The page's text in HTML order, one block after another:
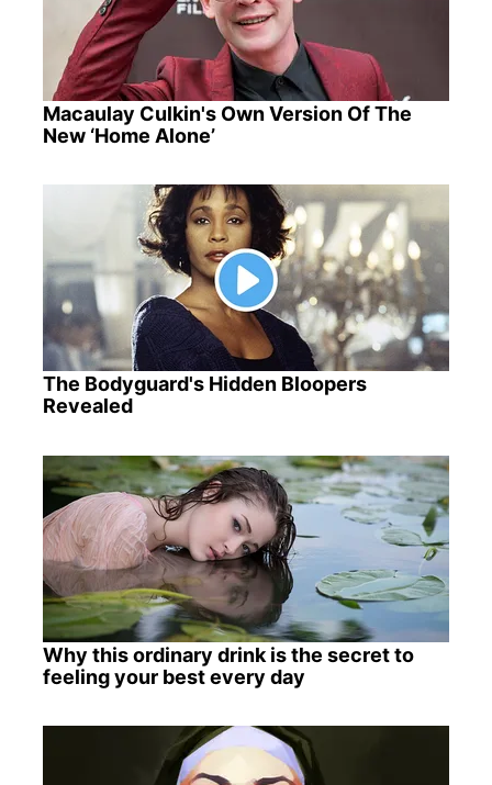
Macaulay Culkin's Own Version Of The
New ‘Home Alone’
The Bodyguard's Hidden Bloopers
Revealed
Why this ordinary drink is the secret to
feeling your best every day